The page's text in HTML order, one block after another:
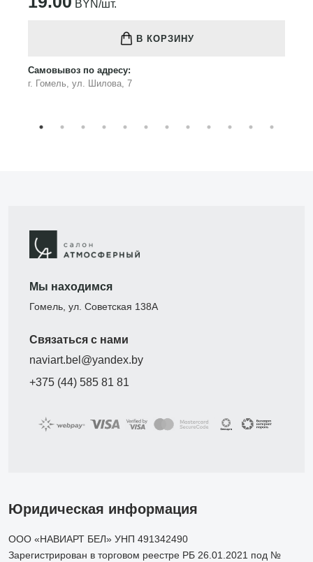
BYN/шт.
В КОРЗИНУ
Самовывоз по адресу:
г. Гомель, ул. Шилова, 7
Мы находимся
Гомель, ул. Советская 138А
Связаться с нами
naviart.bel@yandex.by
+375 (44) 585 81 81
Юридическая информация
ООО «НАВИАРТ БЕЛ» УНП 491342490
Зарегистрирован в торговом реестре РБ 26.01.2021 под №